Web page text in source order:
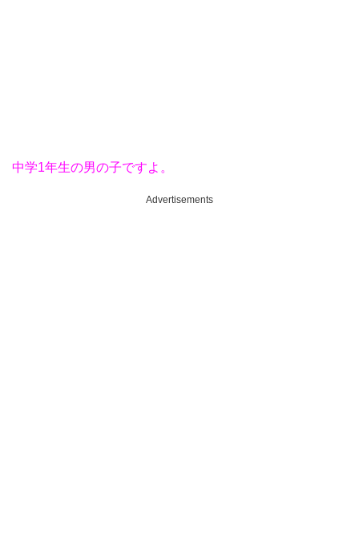
中学1年生の男の子ですよ。
Advertisements